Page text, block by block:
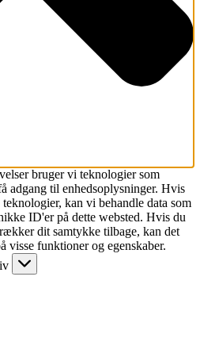
bruger vi teknologier som
adgang til enhedsoplysninger. Hvis
kan vi behandle data som
ID'er på dette websted. Hvis du
dit samtykke tilbage, kan det
visse funktioner og egenskaber.